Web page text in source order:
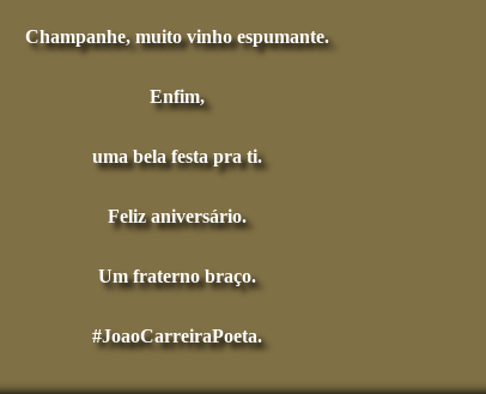
Champanhe, muito vinho espumante.
Enfim,
uma bela festa pra ti.
Feliz aniversário.
Um fraterno braço.
#JoaoCarreiraPoeta.